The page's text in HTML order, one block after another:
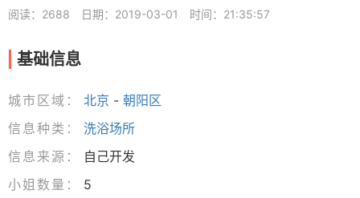
阅读：2688 日期：2019-03-01 时间：21:35:57
基础信息
城市区域： 北京 - 朝阳区
信息种类：
洗浴场所
信息来源：
自己开发
小姐数量：
5